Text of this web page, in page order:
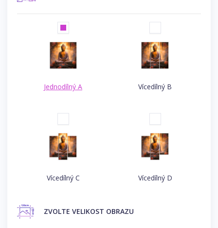
Jednodílný A Vícedílný B
Vícedílný C Vícedílný D
ZVOLTE VELIKOST OBRAZU